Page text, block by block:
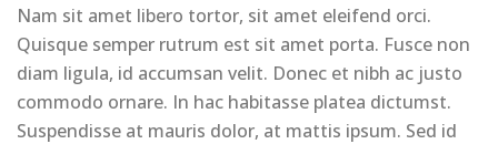
Nam sit amet libero tortor, sit amet eleifend orci.
Quisque semper rutrum est sit amet porta. Fusce non
diam ligula, id accumsan velit. Donec et nibh ac justo
commodo ornare. In hac habitasse platea dictumst.
Suspendisse at mauris dolor, at mattis ipsum. Sed id